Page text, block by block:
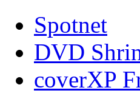
Spotnet
DVD
coverXP